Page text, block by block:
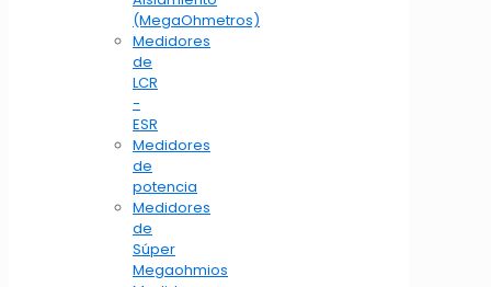
(MegaOhmetros)
Medidores
de
LCR
-
ESR
Medidores
de
potencia
Medidores
de
Súper
Megaohmios